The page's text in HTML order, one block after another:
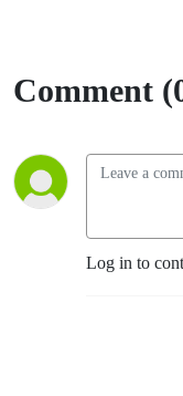
Comment
Log in to